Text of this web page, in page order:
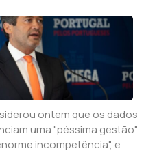
ontem que os dados
uma "péssima gestão"
incompetência", e